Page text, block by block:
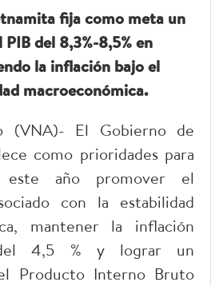
fija como meta un
del 8,3%-8,5% en
la inflación bajo el
macroeconómica.
(VNA)- El Gobierno de
como prioridades para
año promover el
con la estabilidad
mantener la inflación
4,5 % y lograr un
Producto Interno Bruto